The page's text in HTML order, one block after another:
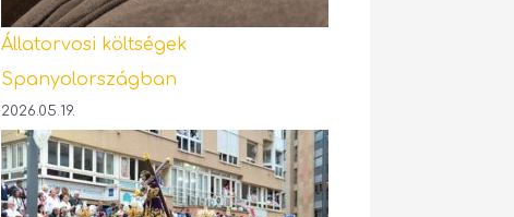
Állatorvosi költségek
Spanyolországban
2026.05.19.